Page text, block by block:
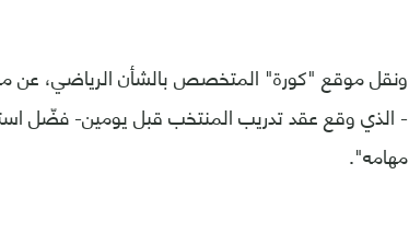
ونقل موقع "كورة" المتخصص بالشأن الرياضي، عن
- الذي وقع عقد تدريب المنتخب قبل يومين- فضّل
مهامه".